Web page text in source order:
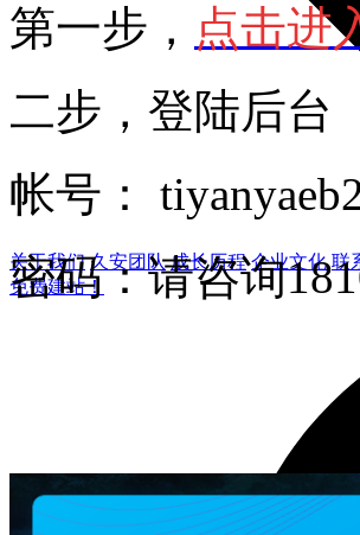
关于我们 久安团队 成长历程 企业文化 联
免费建站！
第一步， 点击进
二步，登陆后台
帐号：
密码：请咨询